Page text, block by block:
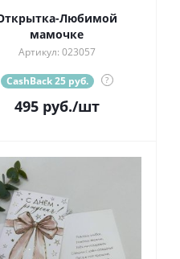
Любимой
мамочке
Артикул: 023057
CashBack 25 руб. ?
495руб./шт